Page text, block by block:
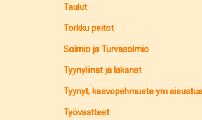
Taulut
Torkku peitot
Solmio ja Turvasolmio
Tyynyliinat ja lakanat
Tyynyt, kasvopehmuste ym sisustus
Työvaatteet